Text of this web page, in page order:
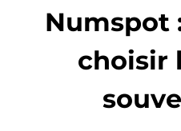
Numspot
choisir